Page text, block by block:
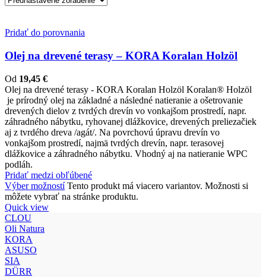
Pridať do porovnania
Olej na drevené terasy – KORA Koralan Holzöl
Od 19,45 €
Olej na drevené terasy - KORA Koralan Holzöl Koralan® Holzöl
je prírodný olej na základné a následné natieranie a ošetrovanie
drevených dielov z tvrdých drevín vo vonkajšom prostredí, napr.
záhradného nábytku, ryhovanej dlážkovice, drevených preliezačiek
aj z tvrdého dreva /agát/. Na povrchovú úpravu drevín vo
vonkajšom prostredí, najmä tvrdých drevín, napr. terasovej
dlážkovice a záhradného nábytku. Vhodný aj na natieranie WPC
podláh.
Pridať medzi obľúbené
Výber možností Tento produkt má viacero variantov. Možnosti si
môžete vybrať na stránke produktu.
Quick view
CLOU
Oli Natura
KORA
ASUSO
SIA
DÜRR